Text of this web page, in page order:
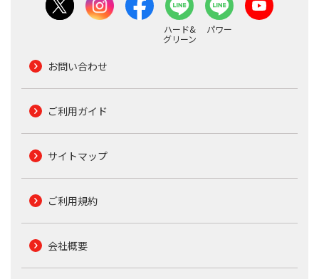
ハード&
グリーン
パワー
お問い合わせ
ご利用ガイド
サイトマップ
ご利用規約
会社概要